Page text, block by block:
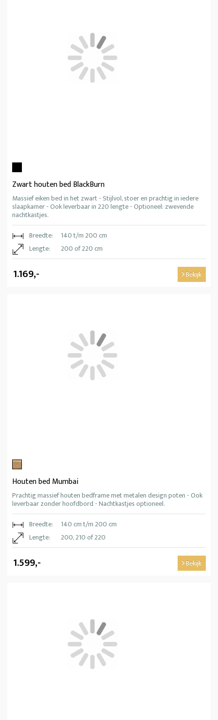
Zwart houten bed BlackBurn
Massief eiken bed in het zwart - Stijlvol, stoer en prachtig in iedere
slaapkamer - Ook leverbaar in 220 lengte - Optioneel: zwevende
nachtkastjes.
Breedte:
140 t/m 200 cm
Lengte:
200 of 220 cm
1.169,- Bekijk
Houten bed Mumbai
Prachtig massief houten bedframe met metalen design poten - Ook
leverbaar zonder hoofdbord - Nachtkastjes optioneel.
Breedte:
140 cm t/m 200 cm
Lengte:
200, 210 of 220
1.599,- Bekijk